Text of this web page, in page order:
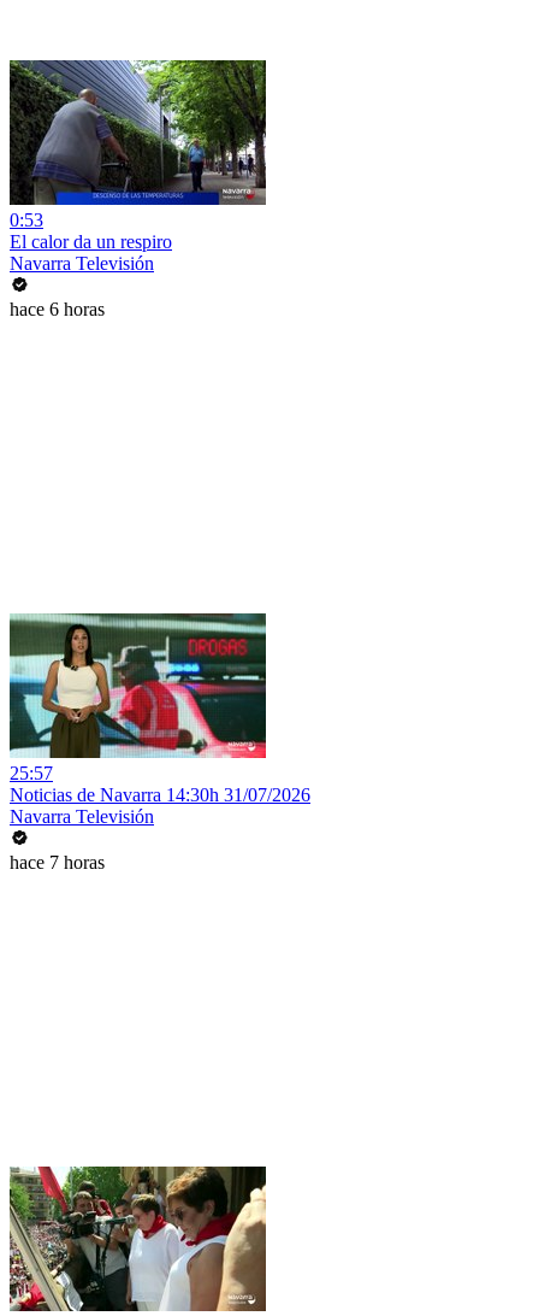
0:53
El calor da un respiro
Navarra Televisión
hace 6 horas
25:57
Noticias de Navarra 14:30h 31/07/2026
Navarra Televisión
hace 7 horas